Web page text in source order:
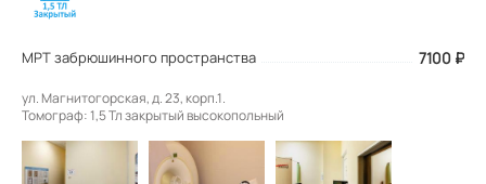
МРТ забрюшинного пространства 7100 ₽
ул. Магнитогорская, д. 23, корп.1.
Томограф: 1,5 Тл закрытый высокопольный